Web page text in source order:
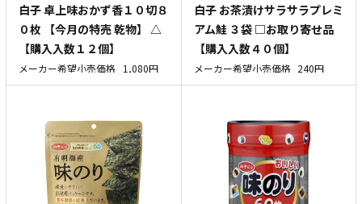
白子 卓上味おかず香１０切８
０枚 【今月の特売 乾物】 △
【購入入数１２個】
メーカー希望小売価格 1,080円
白子 お茶漬けサラサラプレミ
アム鮭 ３袋 □お取り寄せ品
【購入入数４０個】
メーカー希望小売価格 240円